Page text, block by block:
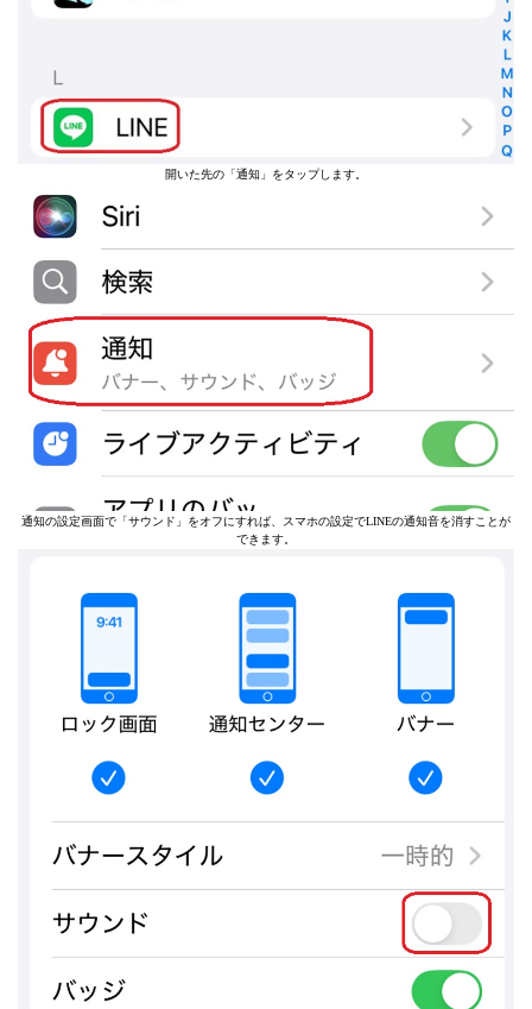
開いた先の「通知」をタップします。
通知の設定画面で「サウンド」をオフにすれば、スマホの設定でLINEの通知音を消すことが
できます。